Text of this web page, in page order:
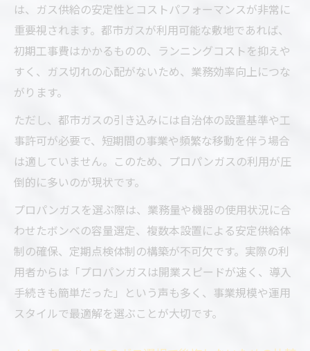
は、ガス供給の安定性とコストパフォーマンスが非常に
重要視されます。都市ガスが利用可能な敷地であれば、
初期工事費はかかるものの、ランニングコストを抑えや
すく、ガス切れの心配がないため、業務効率向上につな
がります。
ただし、都市ガスの引き込みには自治体の設置基準や工
事許可が必要で、短期間の事業や頻繁な移動を伴う場合
は適していません。このため、プロパンガスの利用が圧
倒的に多いのが現状です。
プロパンガスを選ぶ際は、業務量や機器の使用状況に合
わせたボンベの容量選定、複数本設置による安定供給体
制の確保、定期点検体制の構築が不可欠です。実際の利
用者からは「プロパンガスは開業スピードが速く、導入
手続きも簡単だった」という声も多く、事業規模や運用
スタイルで最適解を選ぶことが大切です。